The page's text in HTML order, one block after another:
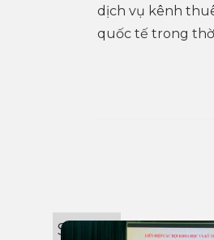
dịch vụ kênh
quốc tế trong
Sự kiện